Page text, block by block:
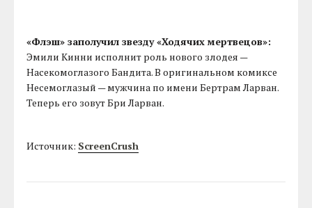
«Флэш» заполучил звезду «Ходячих мертвецов»:
Эмили Кинни исполнит роль нового злодея —
Насекомоглазого Бандита. В оригинальном комиксе
Несемоглазый — мужчина по имени Бертрам Ларван.
Теперь его зовут Бри Ларван.
Источник: ScreenCrush